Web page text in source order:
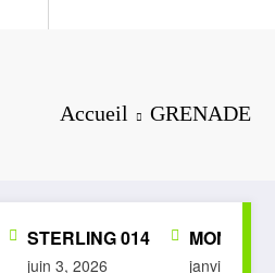
Accueil GRENADE
STERLING 014
juin 3, 2026
MON
janvier 28,